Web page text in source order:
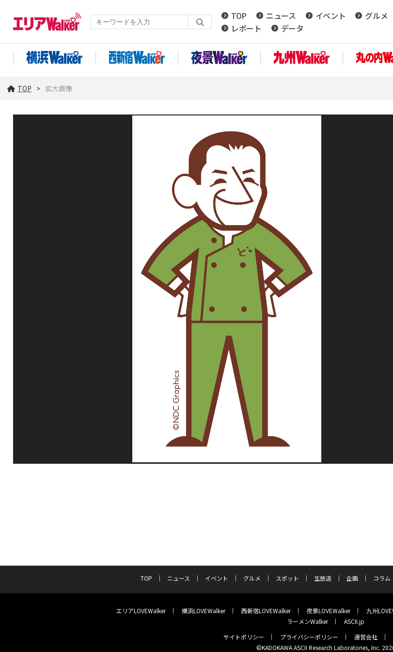
TOP ニュース イベント グルメ
レポート
データ
TOP 拡大画像
TOP ニュース イベント グルメ スポット 生放送 企画 コラム
エリアLOVEWalker 横浜LOVEWalker 西新宿LOVEWalker 夜景LOVEWalker 九州
ラーメンWalker
ASCII.jp
サイトポリシー
プライバシーポリシー 運営会社
©KADOKAWA ASCII Research Laboratories, Inc.